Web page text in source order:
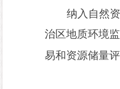
纳入 自然
治区地质环境
易和资源储量评